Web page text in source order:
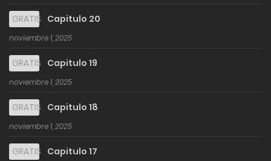
GRATIS Capitulo 20
noviembre 1, 2025
GRATIS Capitulo 19
noviembre 1, 2025
GRATIS Capitulo 18
noviembre 1, 2025
GRATIS Capitulo 17